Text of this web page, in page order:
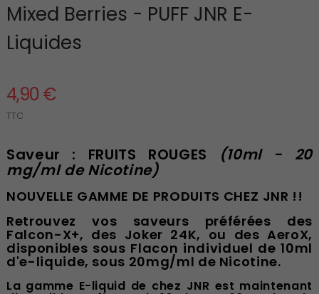
Mixed Berries - PUFF JNR E-
Liquides
4,90 €
TTC
Saveur : FRUITS ROUGES (10ml - 20
mg/ml de Nicotine)
NOUVELLE GAMME DE PRODUITS CHEZ JNR !!
Retrouvez vos saveurs préférées des
Falcon-X+, des Joker 24K, ou des AeroX,
disponibles sous Flacon individuel de 10ml
d'e-liquide, sous 20mg/ml de Nicotine.
La gamme E-liquid de chez JNR est maintenant